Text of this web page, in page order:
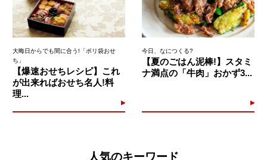
大晦日からでも間に合う!「ポリ袋おせ
ち」
【爆速おせちレシピ】これ
が出来ればおせち名人!料
理...
今日、なにつくる?
【夏のごはん泥棒!】スタミ
ナ満点の「牛肉」おかず3...
人気のキーワード